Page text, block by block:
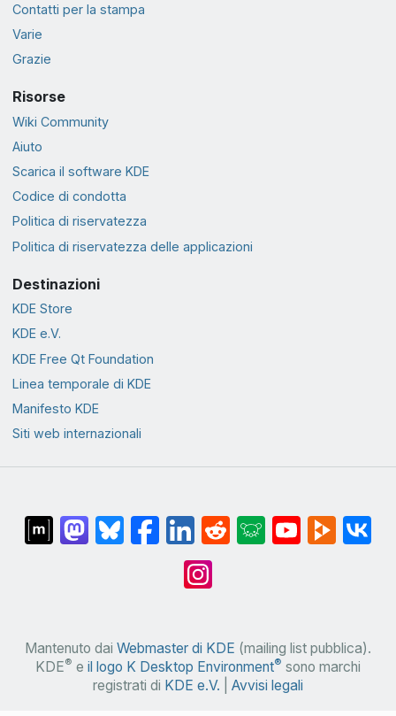
Contatti per la stampa
Varie
Grazie
Risorse
Wiki Community
Aiuto
Scarica il software KDE
Codice di condotta
Politica di riservatezza
Politica di riservatezza delle applicazioni
Destinazioni
KDE Store
KDE e.V.
KDE Free Qt Foundation
Linea temporale di KDE
Manifesto KDE
Siti web internazionali
Mantenuto dai Webmaster di KDE (mailing list pubblica).
KDE® e il logo K Desktop Environment® sono marchi
registrati di KDE e.V. Avvisi legali